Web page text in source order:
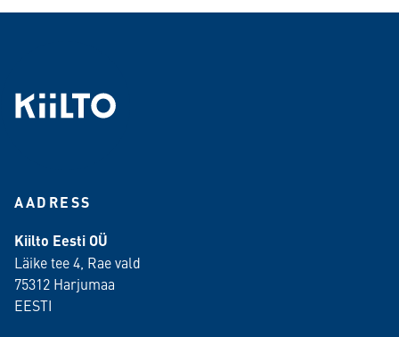
AADRESS
Kiilto Eesti OÜ
Läike tee 4, Rae vald
75312 Harjumaa
EESTI